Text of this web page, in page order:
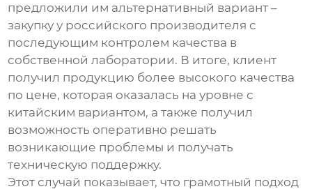
предложили им альтернативный вариант –
закупку у российского производителя с
последующим контролем качества в
собственной лаборатории. В итоге, клиент
получил продукцию более высокого качества
по цене, которая оказалась на уровне с
китайским вариантом, а также получил
возможность оперативно решать
возникающие проблемы и получать
техническую поддержку.
Этот случай показывает, что грамотный подход